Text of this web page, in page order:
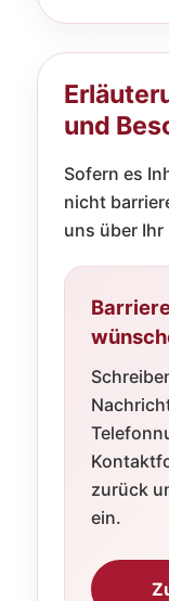
und
Sofern es
nicht
uns über Ihr
zurück
ein.